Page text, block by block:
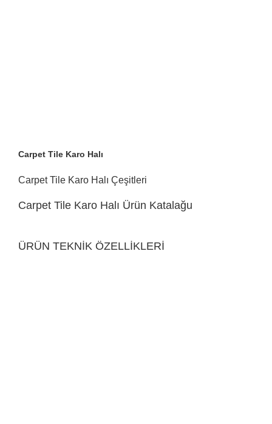
Carpet Tile Karo Halı
Carpet Tile Karo Halı Çeşitleri
Carpet Tile Karo Halı Ürün Katalağu
ÜRÜN TEKNİK ÖZELLİKLERİ